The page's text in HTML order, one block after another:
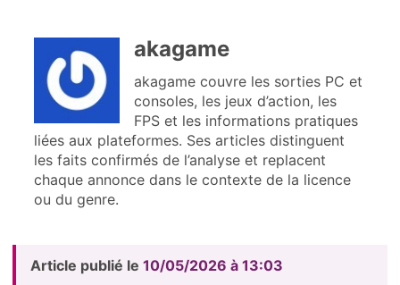
akagame
akagame couvre les sorties PC et
consoles, les jeux d’action, les
FPS et les informations pratiques
liées aux plateformes. Ses articles distinguent
les faits confirmés de l’analyse et replacent
chaque annonce dans le contexte de la licence
ou du genre.
Article publié le 10/05/2026 à 13:03